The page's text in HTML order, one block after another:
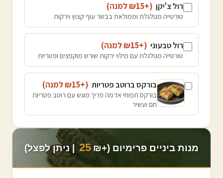
רול צ'יקן (+₪
15 למנה)
טורטייה מגולגלת וממולאת בבשר עוף קצוץ וירקות
רול טבעוני (+₪
15 למנה)
טורטייה מגולגלת עם מילוי ירקות שורש מוקפצים ופטריות
בורקס ברוטב פטריות (+₪
15 למנה)
בורקס תפוחי אדמה פריך מוגש עם רוטב פטריות
חם ועשיר
מנות ביניים פרימיום (+₪ 25 | ניתן לפצל)